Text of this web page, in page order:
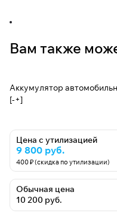
Вам также
Аккумулятор
[-+]
Цена с утилизацией
9 800 руб.
400 ₽ (скидка по утилизации)
Обычная цена
10 200 руб.